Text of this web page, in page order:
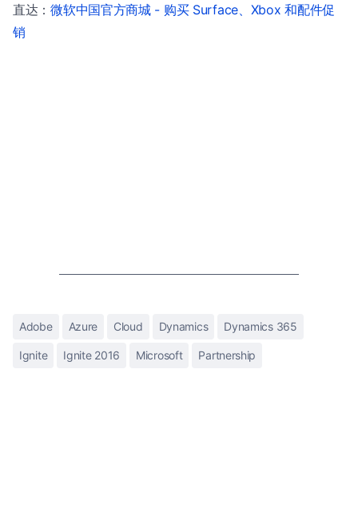
直达：微软中国官方商城 - 购买 Surface、Xbox 和配件促
销
Adobe Azure Cloud Dynamics Dynamics 365
Ignite Ignite 2016 Microsoft Partnership